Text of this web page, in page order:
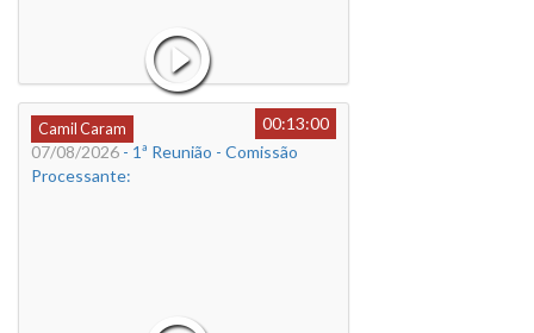
Camil Caram
00:13:00
07/08/2026 - 1ª Reunião - Comissão
Processante: